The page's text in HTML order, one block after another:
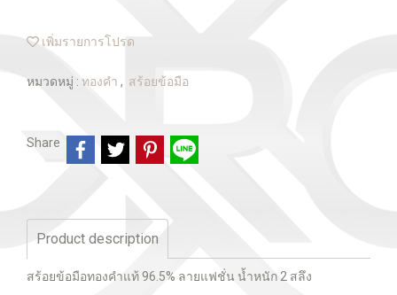
เพิ่มรายการโปรด
หมวดหมู่ : ทองคำ , สร้อยข้อมือ
Share
Product description
สร้อยข้อมือทองคำแท้ 96.5% ลายแฟชั่น น้ำหนัก 2 สลึง